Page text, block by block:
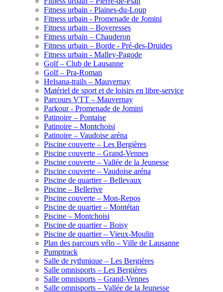
Fitness urbain - Plaines-du-Loup
Fitness urbain - Promenade de Jomini
Fitness urbain – Boveresses
Fitness urbain – Chauderon
Fitness urbain – Borde - Pré-des-Druides
Fitness urbain - Malley-Pagode
Golf – Club de Lausanne
Golf – Pra-Roman
Helsana-trails – Mauvernay
Matériel de sport et de loisirs en libre-service
Parcours VTT – Mauvernay
Parkour - Promenade de Jomini
Patinoire – Pontaise
Patinoire – Montchoisi
Patinoire – Vaudoise aréna
Piscine couverte – Les Bergières
Piscine couverte – Grand-Vennes
Piscine couverte – Vallée de la Jeunesse
Piscine couverte – Vaudoise aréna
Piscine de quartier – Bellevaux
Piscine – Bellerive
Piscine couverte – Mon-Repos
Piscine de quartier – Montétan
Piscine – Montchoisi
Piscine de quartier – Boisy
Piscine de quartier – Vieux-Moulin
Plan des parcours vélo – Ville de Lausanne
Pumptrack
Salle de rythmique – Les Bergières
Salle omnisports – Les Bergières
Salle omnisports – Grand-Vennes
Salle omnisports – Vallée de la Jeunesse